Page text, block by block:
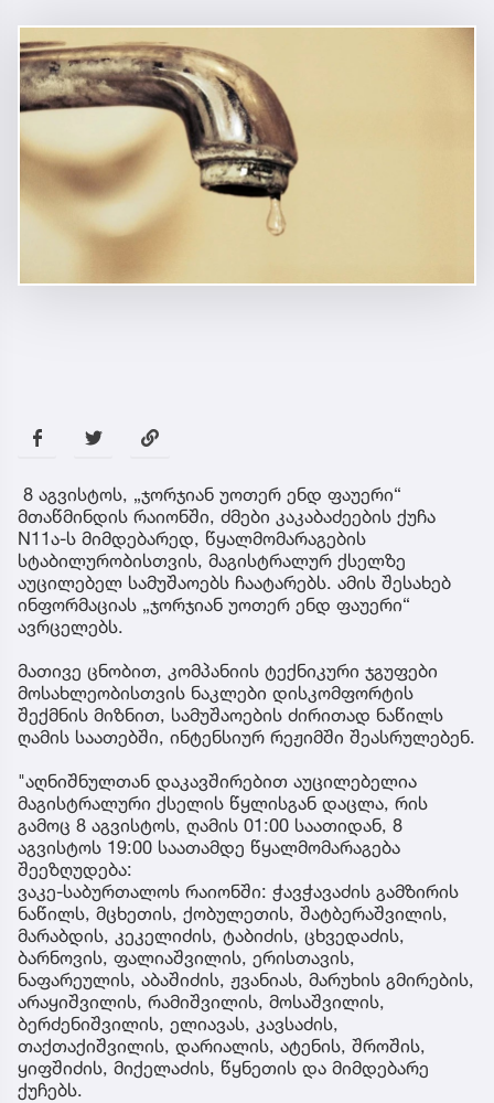
8 აგვისტოს, „ჯორჯიან უოთერ ენდ ფაუერი“
მთაწმინდის რაიონში, ძმები კაკაბაძეების ქუჩა
N11ა-ს მიმდებარედ, წყალმომარაგების
სტაბილურობისთვის, მაგისტრალურ ქსელზე
აუცილებელ სამუშაოებს ჩაატარებს. ამის შესახებ
ინფორმაციას „ჯორჯიან უოთერ ენდ ფაუერი“
ავრცელებს.
მათივე ცნობით, კომპანიის ტექნიკური ჯგუფები
მოსახლეობისთვის ნაკლები დისკომფორტის
შექმნის მიზნით, სამუშაოების ძირითად ნაწილს
ღამის საათებში, ინტენსიურ რეჟიმში შეასრულებენ.
"აღნიშნულთან დაკავშირებით აუცილებელია
მაგისტრალური ქსელის წყლისგან დაცლა, რის
გამოც 8 აგვისტოს, ღამის 01:00 საათიდან, 8
აგვისტოს 19:00 საათამდე წყალმომარაგება
შეეზღუდება:
ვაკე-საბურთალოს რაიონში: ჭავჭავაძის გამზირის
ნაწილს, მცხეთის, ქობულეთის, შატბერაშვილის,
მარაბდის, კეკელიძის, ტაბიძის, ცხვედაძის,
ბარნოვის, ფალიაშვილის, ერისთავის,
ნაფარეულის, აბაშიძის, ჟვანიას, მარუხის გმირების,
არაყიშვილის, რამიშვილის, მოსაშვილის,
ბერძენიშვილის, ელიავას, კავსაძის,
თაქთაქიშვილის, დარიალის, ატენის, შროშის,
ყიფშიძის, მიქელაძის, წყნეთის და მიმდებარე
ქუჩებს.